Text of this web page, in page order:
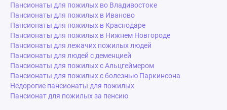
Пансионаты для пожилых во Владивостоке
Пансионаты для пожилых в Иваново
Пансионаты для пожилых в Краснодаре
Пансионаты для пожилых в Нижнем Новгороде
Пансионаты для лежачих пожилых людей
Пансионаты для людей с деменцией
Пансионаты для пожилых с Альцгеймером
Пансионаты для пожилых с болезнью Паркинсона
Недорогие пансионаты для пожилых
Пансионат для пожилых за пенсию